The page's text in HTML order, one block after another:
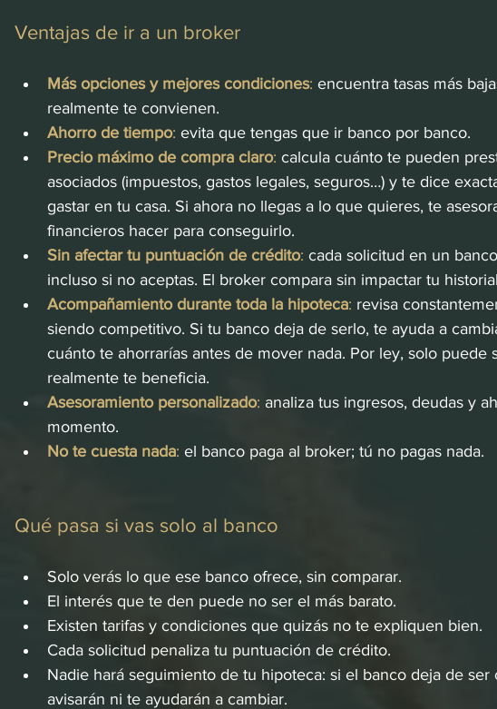
Ventajas de ir a un broker
Más opciones y mejores condiciones: encuentra tasas más
realmente te convienen.
Ahorro de tiempo: evita que tengas que ir banco por banco.
Precio máximo de compra claro: calcula cuánto te pueden
asociados (impuestos, gastos legales, seguros…) y te dice
gastar en tu casa. Si ahora no llegas a lo que quieres, te
financieros hacer para conseguirlo.
Sin afectar tu puntuación de crédito: cada solicitud en un
incluso si no aceptas. El broker compara sin impactar tu
Acompañamiento durante toda la hipoteca: revisa
siendo competitivo. Si tu banco deja de serlo, te ayuda a
cuánto te ahorrarías antes de mover nada. Por ley, solo puede
realmente te beneficia.
Asesoramiento personalizado: analiza tus ingresos, deudas y
momento.
No te cuesta nada: el banco paga al broker; tú no pagas nada.
Qué pasa si vas solo al banco
Solo verás lo que ese banco ofrece, sin comparar.
El interés que te den puede no ser el más barato.
Existen tarifas y condiciones que quizás no te expliquen bien.
Cada solicitud penaliza tu puntuación de crédito.
Nadie hará seguimiento de tu hipoteca: si el banco deja de
avisarán ni te ayudarán a cambiar.